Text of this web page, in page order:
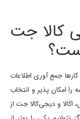
کالا جت
جمع آوری اطلاعات
امکان پذیر و انتخاب
و دیجی‌کالا جت از